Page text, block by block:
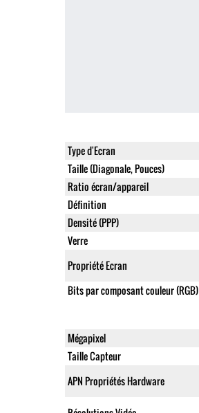
Type d'Ecran
Taille (Diagonale, Pouces)
Ratio écran/appareil
Définition
Densité (PPP)
Verre
Propriété Ecran
Bits par composant couleur (RGB)
Mégapixel
Taille Capteur
APN Propriétés Hardware